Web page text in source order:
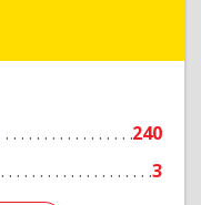
240
3